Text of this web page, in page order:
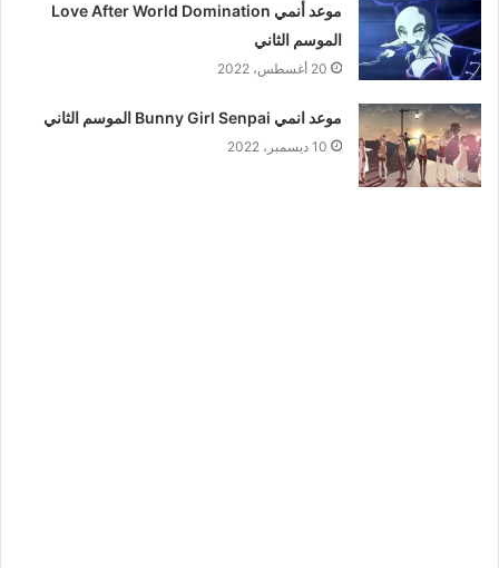
موعد أنمي Love After World Domination
الموسم الثاني
20 أغسطس، 2022
موعد انمي Bunny Girl Senpai الموسم الثاني
10 ديسمبر، 2022